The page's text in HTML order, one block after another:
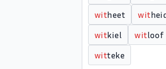
witheet wit
witkiel witloof
witteke